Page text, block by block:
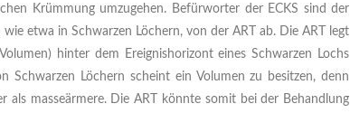
Krümmung umzugehen. Befürworter der ECKS sind der
etwa in Schwarzen Löchern, von der ART ab. Die ART legt
hinter dem Ereignishorizont eines Schwarzen Lochs
Schwarzen Löchern scheint ein Volumen zu besitzen, denn
als masseärmere. Die ART könnte somit bei der Behandlung